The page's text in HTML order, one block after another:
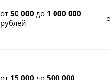
от50 000 до 1 000 000
рублей
от 15 000 до500 000